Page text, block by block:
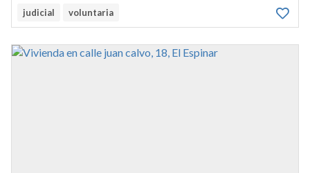
peregrinos y pajarcillo o cuadra en calle peregrinos.
judicial voluntaria